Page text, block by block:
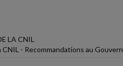
LA CNIL
- Recommandations au